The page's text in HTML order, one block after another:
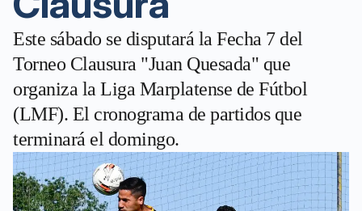
Este sábado se disputará la Fecha 7 del
Torneo Clausura "Juan Quesada" que
organiza la Liga Marplatense de Fútbol
(LMF). El cronograma de partidos que
terminará el domingo.